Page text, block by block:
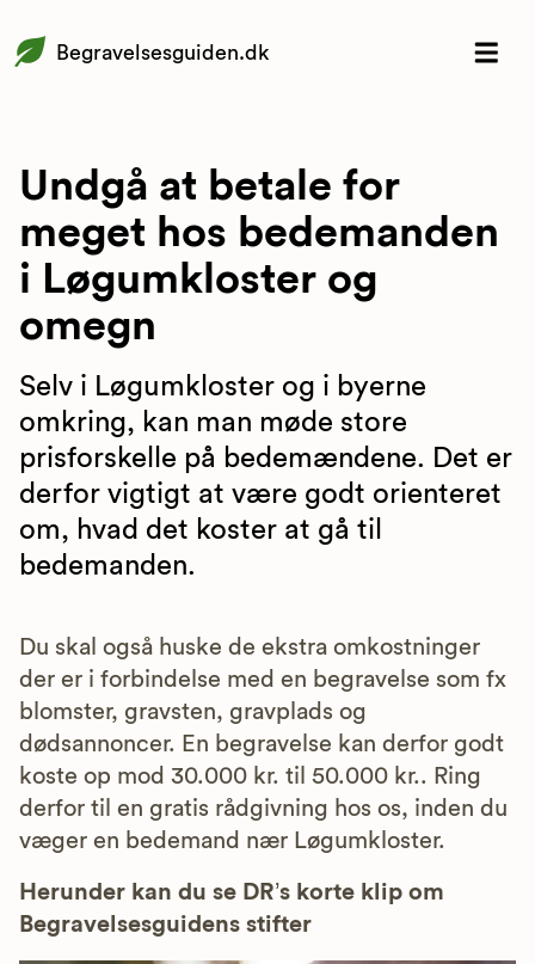
Begravelsesguiden.dk
Undgå at betale for
meget hos bedemanden
i Løgumkloster og
omegn
Selv i Løgumkloster og i byerne
omkring, kan man møde store
prisforskelle på bedemændene. Det er
derfor vigtigt at være godt orienteret
om, hvad det koster at gå til
bedemanden.
Du skal også huske de ekstra omkostninger
der er i forbindelse med en begravelse som fx
blomster, gravsten, gravplads og
dødsannoncer. En begravelse kan derfor godt
koste op mod 30.000 kr. til 50.000 kr.. Ring
derfor til en gratis rådgivning hos os, inden du
væger en bedemand nær Løgumkloster.
Herunder kan du se DR’s korte klip om
Begravelsesguidens stifter